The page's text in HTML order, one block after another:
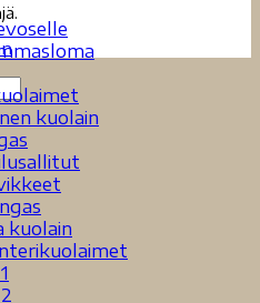
kuolain
kuolain